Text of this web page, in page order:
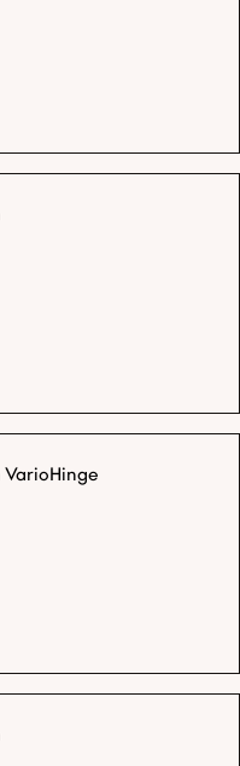
VarioHinge